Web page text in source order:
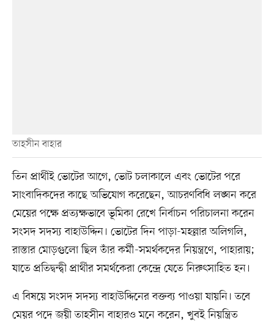
তাহসীন বাহার
তিন প্রার্থীই ভোটের আগে, ভোট চলাকালে এবং ভোটের পরে
সাংবাদিকদের কাছে অভিযোগ করেছেন, আচরণবিধি লঙ্ঘন করে
মেয়ের পক্ষে প্রত্যক্ষভাবে ভূমিকা রেখে নির্বাচন পরিচালনা করেন
সংসদ সদস্য বাহাউদ্দিন। ভোটের দিন পাড়া-মহল্লার অলিগলি,
রাস্তার মোড়গুলো ছিল তাঁর কর্মী-সমর্থকদের নিয়ন্ত্রণে, পাহারায়;
যাতে প্রতিদ্বন্দ্বী প্রার্থীর সমর্থকেরা কেন্দ্রে যেতে নিরুৎসাহিত হন।
এ বিষয়ে সংসদ সদস্য বাহাউদ্দিনের বক্তব্য পাওয়া যায়নি। তবে
মেয়র পদে জয়ী তাহসীন বাহারও মনে করেন, ‌‌খুবই নিয়ন্ত্রিত